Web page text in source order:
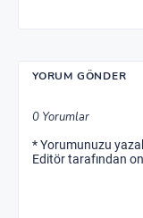
YORUM GÖNDER
0 Yorumlar
* Yorumunuzu
Editör tarafından